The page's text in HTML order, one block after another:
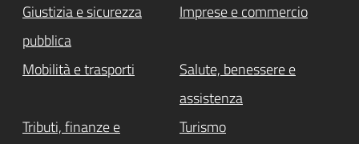
Giustizia e sicurezza
pubblica
Imprese e commercio
Mobilità e trasporti
Salute, benessere e
assistenza
Tributi, finanze e
Turismo